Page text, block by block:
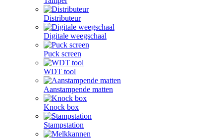
Distributeur
Digitale weegschaal
Puck screen
WDT tool
Aanstampende matten
Knock box
Stampstation